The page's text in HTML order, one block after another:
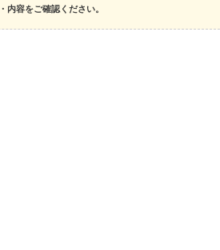
内容をご確認ください。